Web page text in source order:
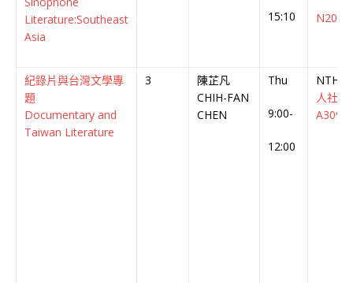
Literature:Southeast
Asia
15:10 N207
紀錄片與台灣文學專
題
Documentary and
Taiwan Literature
3
陳芷凡
CHIH-FAN
CHEN
Thu
9:00-
12:00
NTHU
人社
A309